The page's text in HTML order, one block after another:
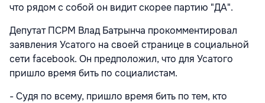
что рядом с собой он видит скорее партию "ДА".
Депутат ПСРМ Влад Батрынча прокомментировал
заявления Усатого на своей странице в социальной
сети facebook. Он предположил, что для Усатого
пришло время бить по социалистам.
- Судя по всему, пришло время бить по тем, кто